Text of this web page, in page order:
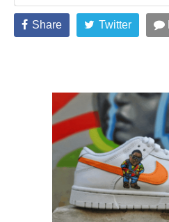
Share Twitter